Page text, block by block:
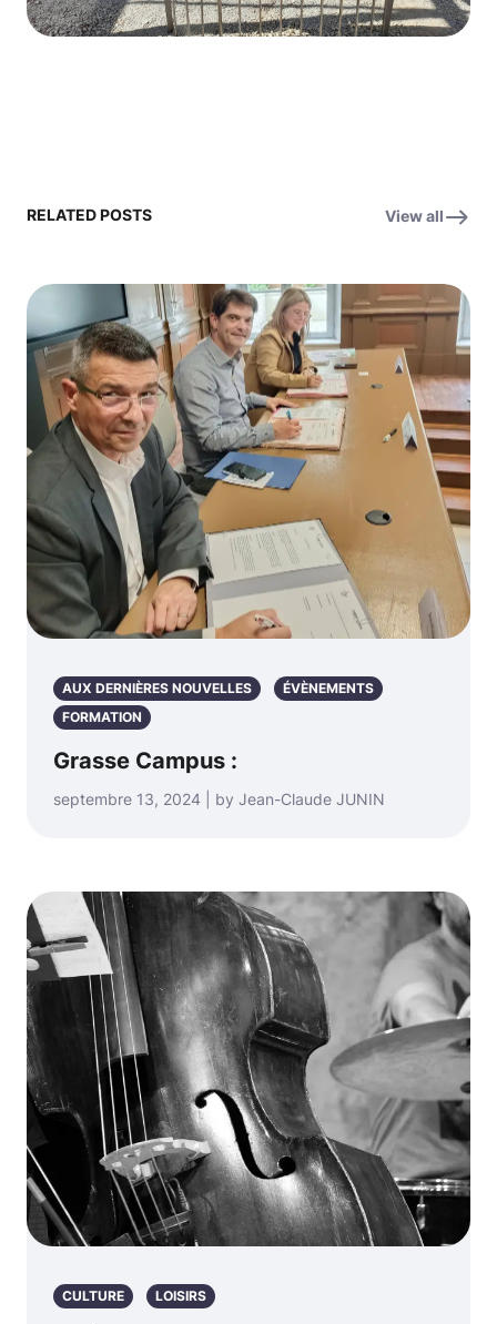
RELATED POSTS View all
AUX DERNIÈRES NOUVELLES
ÉVÈNEMENTS
FORMATION
Grasse Campus :
septembre 13, 2024 | by Jean-Claude JUNIN
CULTURE LOISIRS